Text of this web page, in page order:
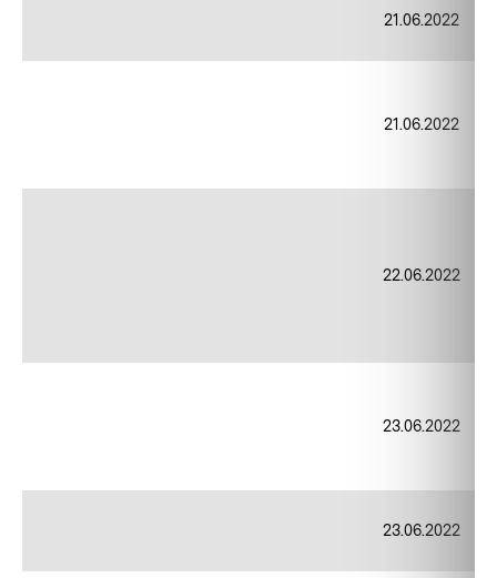
21.06.2022
21.06.2022
22.06.2022
23.06.2022
23.06.2022